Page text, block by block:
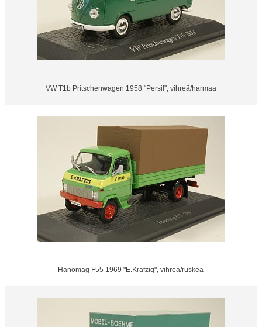
VW T1b Pritschenwagen 1958 "Persil", vihreä/harmaa
Hanomag F55 1969 "E.Krafzig", vihreä/ruskea